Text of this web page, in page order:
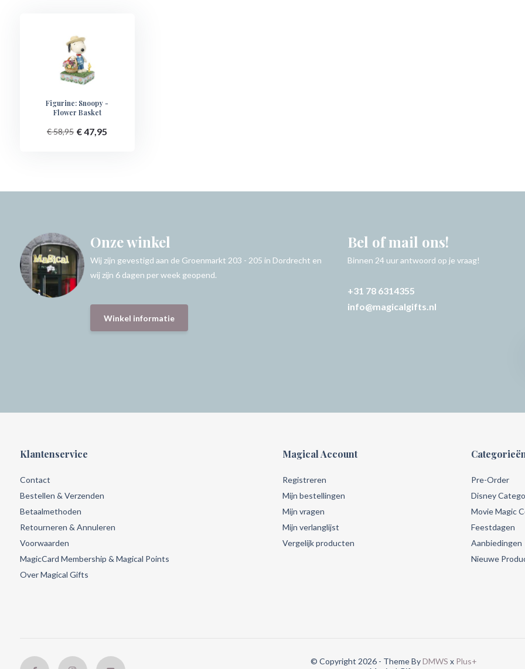
Figurine: Snoopy -
Flower Basket
€ 58,95 € 47,95
Onze winkel
Wij zijn gevestigd aan de Groenmarkt 203 - 205 in Dordrecht en
wij zijn 6 dagen per week geopend.
Winkel informatie
Bel of mail ons!
Binnen 24 uur antwoord op je vraag!
+31 78 6314355
info@magicalgifts.nl
Klantenservice
Contact
Bestellen & Verzenden
Betaalmethoden
Retourneren & Annuleren
Voorwaarden
MagicCard Membership & Magical Points
Over Magical Gifts
Magical Account
Registreren
Mijn bestellingen
Mijn vragen
Mijn verlanglijst
Vergelijk producten
Pre-Order
Disney
Movie Magic
Feestdagen
Aanbiedingen
Nieuwe
© Copyright 2026 - Theme ByDMWS x Plus+